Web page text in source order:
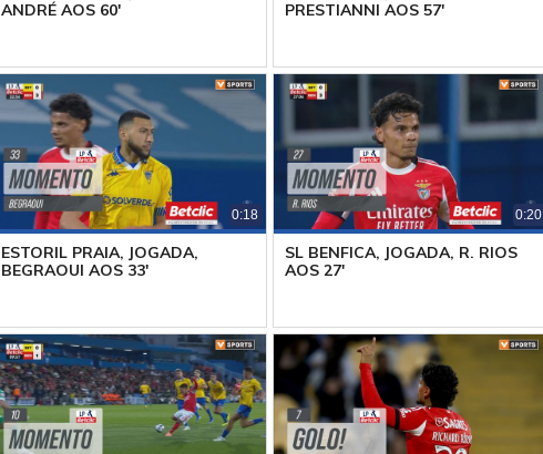
ANDRÉ AOS 60'
PRESTIANNI AOS 57'
0:18
ESTORIL PRAIA, JOGADA,
BEGRAOUI AOS 33'
0:20
SL BENFICA, JOGADA, R. RIOS
AOS 27'